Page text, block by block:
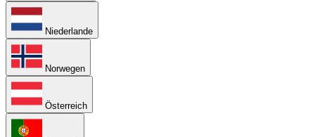
Niederlande
Norwegen
Österreich